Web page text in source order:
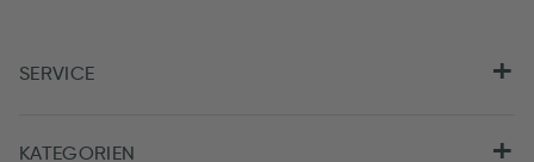
SERVICE
KATEGORIEN